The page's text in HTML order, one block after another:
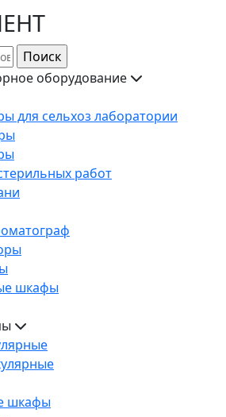
оборудование
для сельхоз лаборатории
работ
шкафы
шкафы